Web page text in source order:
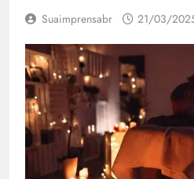
Suaimprensabr 21/03/